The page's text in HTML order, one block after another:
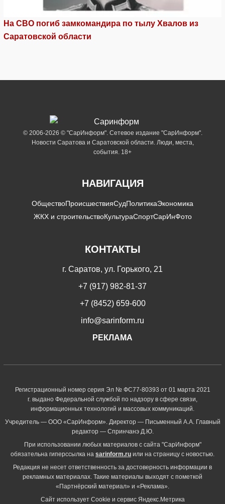
На СВО погиб замкомандира по тылу Хвалов из
Саратовской области
© 2006-2026 © "СарИнформ". Сетевое издание "СарИнформ".
Новости Саратова и Саратовской области. Люди, места,
события. 18+
НАВИГАЦИЯ
ОбществоПроисшествияСудПолитикаЭкономика
ЖКХ и строительствоКультураСпортСарИнФото
КОНТАКТЫ
г. Саратов, ул. Горького, 21
+7 (917) 982-81-37
+7 (8452) 659-600
info@sarinform.ru
РЕКЛАМА
Регистрационный номер серия Эл № ФС77-80393 от 01 марта 2021
г. выдано Федеральной службой по надзору в сфере связи,
информационных технологий и массовых коммуникаций.
Учредитель — ООО «СарИнформ». Директор — Письменный А.А. Главный
редактор — Спринчанэ Д.Ю.
При использовании любых материалов с сайта "СарИнформ"
обязательна гиперссылка на sarinform.ru или на страницу с новостью.
Редакция не несет ответственность за достоверность информации в
рекламных материалах. Такие материалы выходят с пометкой
«Партнёрский материал» и «Реклама».
Сайт использует Cookie и сервиc Яндекс.Метрика